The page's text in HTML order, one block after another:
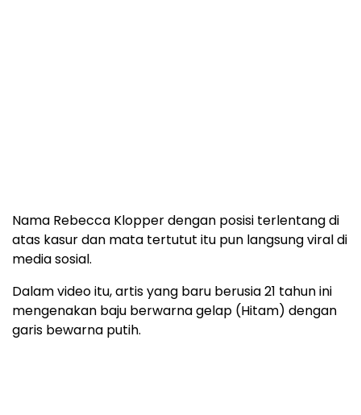
Nama Rebecca Klopper dengan posisi terlentang di
atas kasur dan mata tertutut itu pun langsung viral di
media sosial.
Dalam video itu, artis yang baru berusia 21 tahun ini
mengenakan baju berwarna gelap (Hitam) dengan
garis bewarna putih.